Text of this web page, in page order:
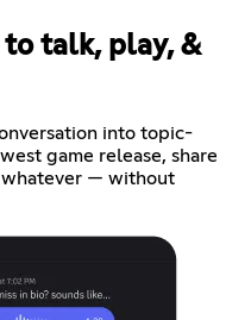
to talk, play, &
into topic-
game release, share
whatever — without